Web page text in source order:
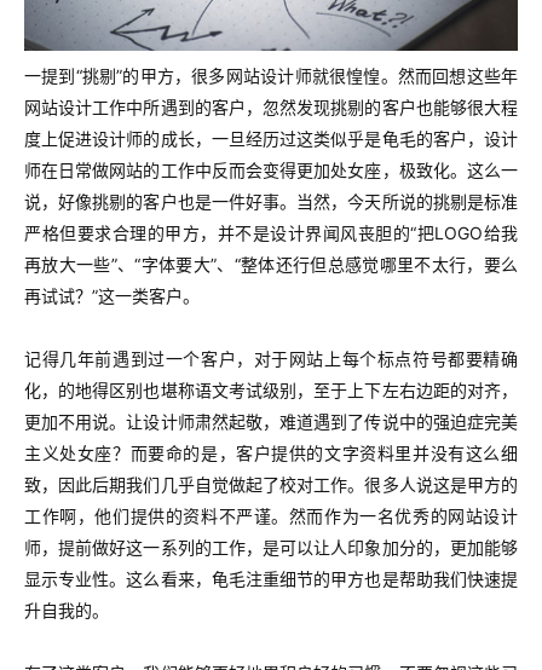
一提到“挑剔”的甲方，很多网站设计师就很惶惶。然而回想这些年
网站设计工作中所遇到的客户，忽然发现挑剔的客户也能够很大程
度上促进设计师的成长，一旦经历过这类似乎是龟毛的客户，设计
师在日常做网站的工作中反而会变得更加处女座，极致化。这么一
说，好像挑剔的客户也是一件好事。当然，今天所说的挑剔是标准
严格但要求合理的甲方，并不是设计界闻风丧胆的“把LOGO给我
再放大一些”、“字体要大”、“整体还行但总感觉哪里不太行，要么
再试试？”这一类客户。
记得几年前遇到过一个客户，对于网站上每个标点符号都要精确
化，的地得区别也堪称语文考试级别，至于上下左右边距的对齐，
更加不用说。让设计师肃然起敬，难道遇到了传说中的强迫症完美
主义处女座？而要命的是，客户提供的文字资料里并没有这么细
致，因此后期我们几乎自觉做起了校对工作。很多人说这是甲方的
工作啊，他们提供的资料不严谨。然而作为一名优秀的网站设计
师，提前做好这一系列的工作，是可以让人印象加分的，更加能够
显示专业性。这么看来，龟毛注重细节的甲方也是帮助我们快速提
升自我的。